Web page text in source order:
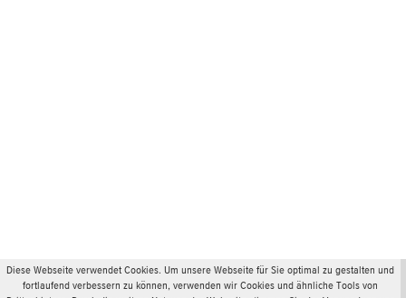
Diese Webseite verwendet Cookies. Um unsere Webseite für Sie optimal zu gestalten und
fortlaufend verbessern zu können, verwenden wir Cookies und ähnliche Tools von